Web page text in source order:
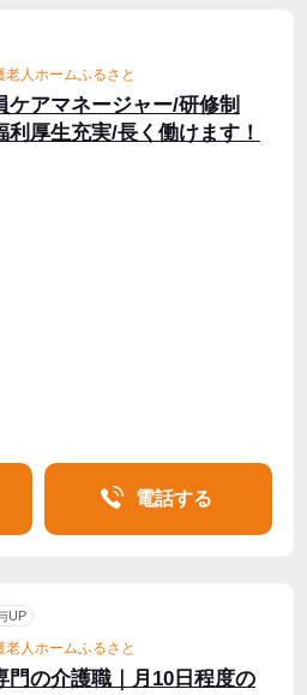
老人ホームふるさと
ケアマネージャー/研修制
利厚生充実/長く働けます！
電話する
UP
老人ホームふるさと
門の介護職｜月10日程度の